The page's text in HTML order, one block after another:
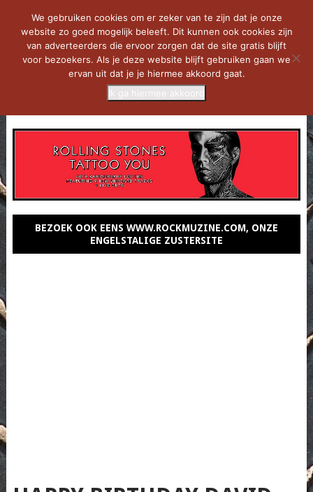
BEZOEK OOK EENS WWW.ROCKMUZINE.COM, ONZE
ENGELSTALIGE ZUSTERSITE
We gebruiken cookies om er zeker van te zijn dat je onze
website zo goed mogelijk beleeft. Dit kunnen ook cookies zijn
van adverteerders die ervoor zorgen dat de site gratis blijft
voor bezoekers. Als je deze website blijft gebruiken gaan we
ervan uit dat je je hiermee akkoord gaat.
Ik ga hiermee akkoord